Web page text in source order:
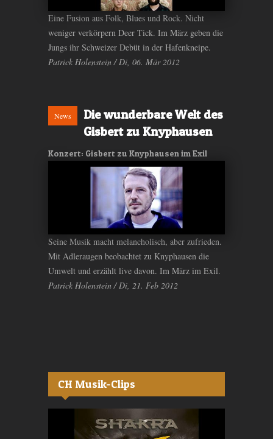
Eine Fusion aus Folk, Blues und Rock. Nicht
weniger verkörpern Deer Tick. Im März geben die
Jungs ihr Schweizer Debüt in der Hafenkneipe.
Patrick Holenstein / Di, 06. Mär 2012
News
Die wunderbare Welt des
Gisbert zu Knyphausen
Konzert: Gisbert zu Knyphausen im Exil
Seine Musik macht melancholisch, aber zufrieden.
Mit Adleraugen beobachtet zu Knyphausen die
Umwelt und erzählt live davon. Im März im Exil.
Patrick Holenstein / Di, 21. Feb 2012
CH Musik-Clips